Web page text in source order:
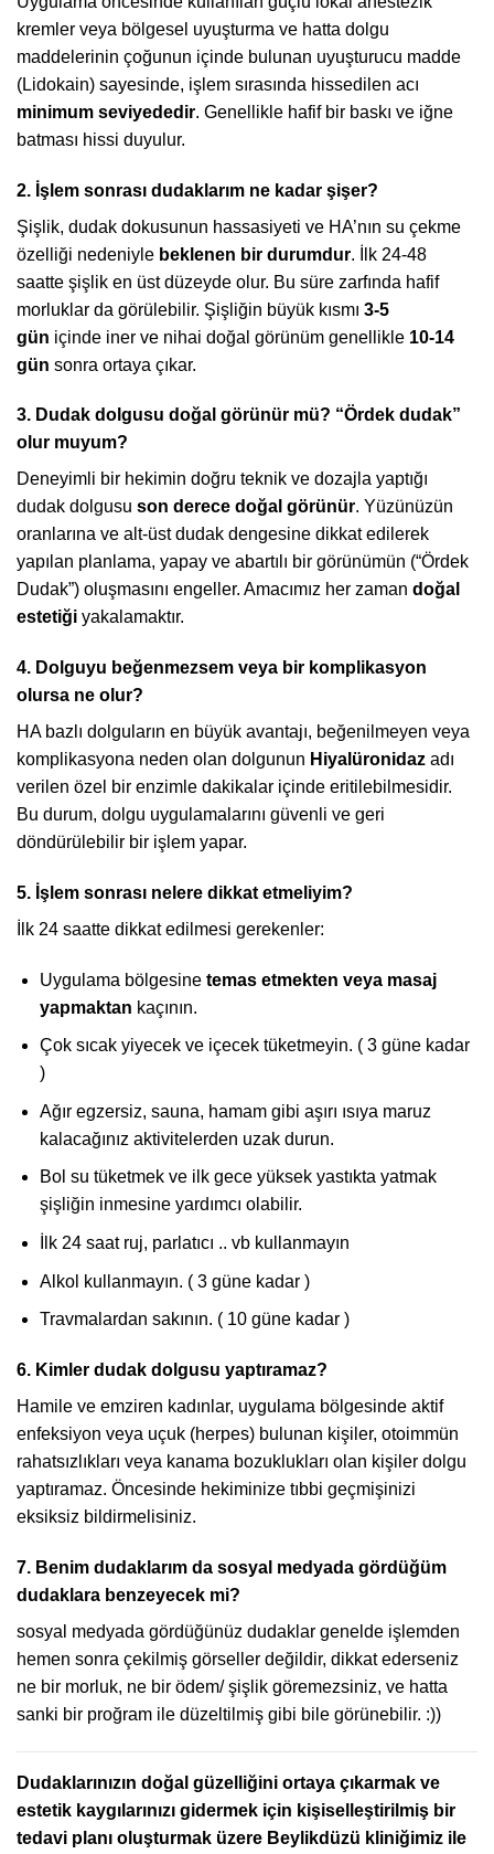
kremler veya bölgesel uyuşturma ve hatta dolgu
maddelerinin çoğunun içinde bulunan uyuşturucu madde
(Lidokain) sayesinde, işlem sırasında hissedilen acı
minimum seviyededir. Genellikle hafif bir baskı ve iğne
batması hissi duyulur.
2. İşlem sonrası dudaklarım ne kadar şişer?
Şişlik, dudak dokusunun hassasiyeti ve HA’nın su çekme
özelliği nedeniyle beklenen bir durumdur. İlk 24-48
saatte şişlik en üst düzeyde olur. Bu süre zarfında hafif
morluklar da görülebilir. Şişliğin büyük kısmı 3-5
gün içinde iner ve nihai doğal görünüm genellikle 10-14
gün sonra ortaya çıkar.
3. Dudak dolgusu doğal görünür mü? “Ördek dudak”
olur muyum?
Deneyimli bir hekimin doğru teknik ve dozajla yaptığı
dudak dolgusu son derece doğal görünür. Yüzünüzün
oranlarına ve alt-üst dudak dengesine dikkat edilerek
yapılan planlama, yapay ve abartılı bir görünümün (“Ördek
Dudak”) oluşmasını engeller. Amacımız her zaman doğal
estetiği yakalamaktır.
4. Dolguyu beğenmezsem veya bir komplikasyon
olursa ne olur?
HA bazlı dolguların en büyük avantajı, beğenilmeyen veya
komplikasyona neden olan dolgunun Hiyalüronidaz adı
verilen özel bir enzimle dakikalar içinde eritilebilmesidir.
Bu durum, dolgu uygulamalarını güvenli ve geri
döndürülebilir bir işlem yapar.
5. İşlem sonrası nelere dikkat etmeliyim?
İlk 24 saatte dikkat edilmesi gerekenler:
Uygulama bölgesine temas etmekten veya masaj
yapmaktan kaçının.
Çok sıcak yiyecek ve içecek tüketmeyin. ( 3 güne kadar
)
Ağır egzersiz, sauna, hamam gibi aşırı ısıya maruz
kalacağınız aktivitelerden uzak durun.
Bol su tüketmek ve ilk gece yüksek yastıkta yatmak
şişliğin inmesine yardımcı olabilir.
İlk 24 saat ruj, parlatıcı .. vb kullanmayın
Alkol kullanmayın. ( 3 güne kadar )
Travmalardan sakının. ( 10 güne kadar )
6. Kimler dudak dolgusu yaptıramaz?
Hamile ve emziren kadınlar, uygulama bölgesinde aktif
enfeksiyon veya uçuk (herpes) bulunan kişiler, otoimmün
rahatsızlıkları veya kanama bozuklukları olan kişiler dolgu
yaptıramaz. Öncesinde hekiminize tıbbi geçmişinizi
eksiksiz bildirmelisiniz.
7. Benim dudaklarım da sosyal medyada gördüğüm
dudaklara benzeyecek mi?
sosyal medyada gördüğünüz dudaklar genelde işlemden
hemen sonra çekilmiş görseller değildir, dikkat ederseniz
ne bir morluk, ne bir ödem/ şişlik göremezsiniz, ve hatta
sanki bir proğram ile düzeltilmiş gibi bile görünebilir. :))
Dudaklarınızın doğal güzelliğini ortaya çıkarmak ve
estetik kaygılarınızı gidermek için kişiselleştirilmiş bir
tedavi planı oluşturmak üzere Beylikdüzü kliniğimiz ile